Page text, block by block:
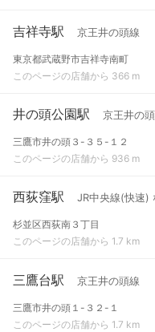
吉祥寺駅 京王井の頭線
東京都武蔵野市吉祥寺南町
このページの店舗から 366 m
井の頭公園駅 京王井の
三鷹市井の頭３-３５-１２
このページの店舗から 936 m
西荻窪駅 JR中央線(快速)
杉並区西荻南３丁目
このページの店舗から 1.7 km
三鷹台駅 京王井の頭線
三鷹市井の頭１-３２-１
このページの店舗から 1.7 km